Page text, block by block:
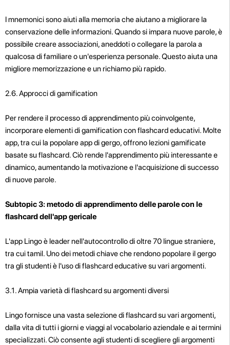
I mnemonici sono aiuti alla memoria che aiutano a migliorare la
conservazione delle informazioni. Quando si impara nuove parole, è
possibile creare associazioni, aneddoti o collegare la parola a
qualcosa di familiare o un'esperienza personale. Questo aiuta una
migliore memorizzazione e un richiamo più rapido.
2.6. Approcci di gamification
Per rendere il processo di apprendimento più coinvolgente,
incorporare elementi di gamification con flashcard educativi. Molte
app, tra cui la popolare app di gergo, offrono lezioni gamificate
basate su flashcard. Ciò rende l'apprendimento più interessante e
dinamico, aumentando la motivazione e l'acquisizione di successo
di nuove parole.
Subtopic 3: metodo di apprendimento delle parole con le
flashcard dell'app gericale
L'app Lingo è leader nell'autocontrollo di oltre 70 lingue straniere,
tra cui tamil. Uno dei metodi chiave che rendono popolare il gergo
tra gli studenti è l'uso di flashcard educative su vari argomenti.
3.1. Ampia varietà di flashcard su argomenti diversi
Lingo fornisce una vasta selezione di flashcard su vari argomenti,
dalla vita di tutti i giorni e viaggi al vocabolario aziendale e ai termini
specializzati. Ciò consente agli studenti di scegliere gli argomenti